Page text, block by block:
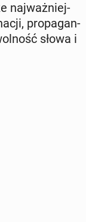
naj­waż­niej­
pro­pa­gan­
słowa i